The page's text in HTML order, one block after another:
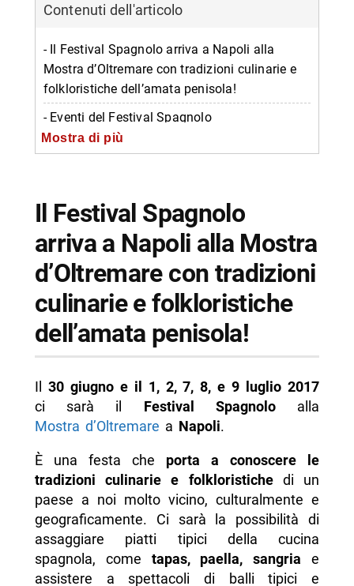
Contenuti dell'articolo
- Il Festival Spagnolo arriva a Napoli alla
Mostra d’Oltremare con tradizioni culinarie e
folkloristiche dell’amata penisola!
- Eventi del Festival Spagnolo
-- Gastronomia
-- Conferenze e stage
- Programma spettacoli
-- Alme gitana – cavalli e danzatrici al ritmo
della musica andalusa
-- Concerti di chitarra spagnola e andalusa
-- Rumba flamencata
-- Scopri di più da Napolike.it
Mostra di più
Il Festival Spagnolo
arriva a Napoli alla Mostra
d’Oltremare con tradizioni
culinarie e folkloristiche
dell’amata penisola!
Il 30 giugno e il 1, 2, 7, 8, e 9 luglio 2017
ci sarà il Festival Spagnoloalla
Mostra d’Oltremare a Napoli.
È una festa che porta a conoscere le
tradizioni culinarie e folkloristichedi un
paese a noi molto vicino, culturalmente e
geograficamente. Ci sarà la possibilità di
assaggiare piatti tipici della cucina
spagnola, come tapas, paella, sangria e
assistere a spettacoli di balli tipici e